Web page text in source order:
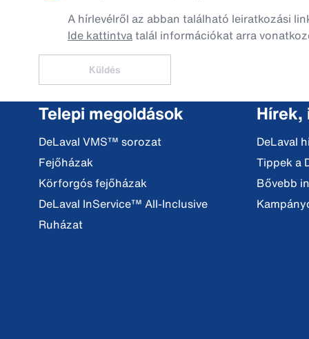
A hírlevélről az abban található leiratkozási
Ide kattintvatalál információkat arra
Küldés
Telepi megoldások
DeLaval VMS™ sorozat
Fejőházak
Körforgós fejőházak
DeLaval InService™ All-Inclusive
Ruházat
Hírek,
DeLaval
Tippek a
Bővebb